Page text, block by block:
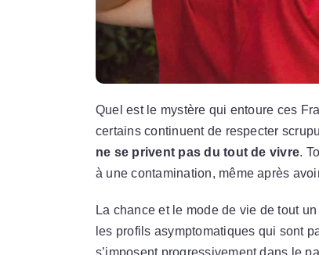
Quel est le mystère qui entoure ces
certains continuent de respecter
ne se privent pas du tout de vivre.
à une contamination, même après
La chance et le mode de vie de tout
les profils asymptomatiques qui sont
s’imposent progressivement dans le